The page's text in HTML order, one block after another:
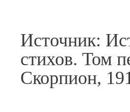
Источник:
стихов. Том
Скорпион,